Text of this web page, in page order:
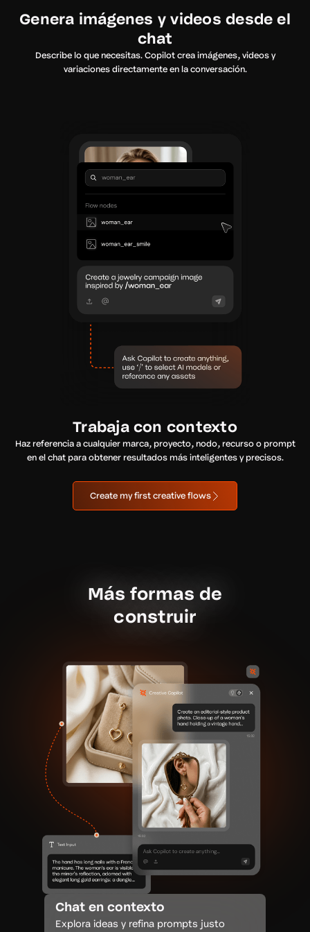
Genera imágenes y videos desde el
chat
Describe lo que necesitas. Copilot crea imágenes, videos y
variaciones directamente en la conversación.
Trabaja con contexto
Haz referencia a cualquier marca, proyecto, nodo, recurso o prompt
en el chat para obtener resultados más inteligentes y precisos.
Create my first creative flows
Más formas de
construir
Chat en contexto
Explora ideas y refina prompts justo